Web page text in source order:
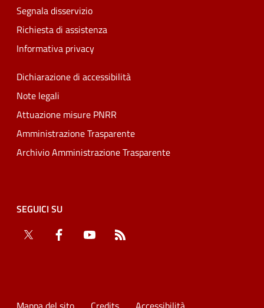
Segnala disservizio
Richiesta di assistenza
Informativa privacy
Dichiarazione di accessibilità
Note legali
Attuazione misure PNRR
Amministrazione Trasparente
Archivio Amministrazione Trasparente
SEGUICI SU
Twitter
Facebook YouTube